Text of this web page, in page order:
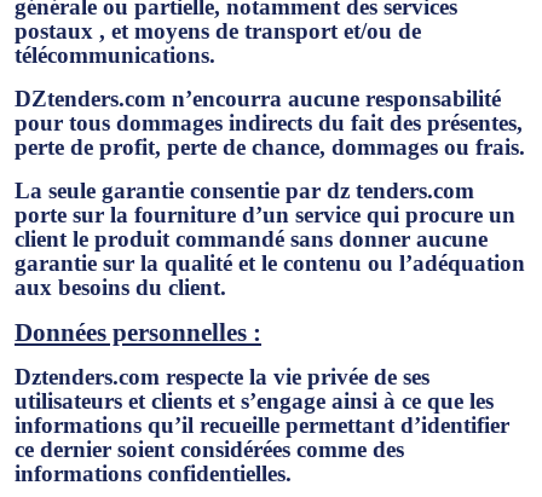
générale ou partielle, notamment des services
postaux , et moyens de transport et/ou de
télécommunications.
DZtenders.com n’encourra aucune responsabilité
pour tous dommages indirects du fait des présentes,
perte de profit, perte de chance, dommages ou frais.
La seule garantie consentie par dz tenders.com
porte sur la fourniture d’un service qui procure un
client le produit commandé sans donner aucune
garantie sur la qualité et le contenu ou l’adéquation
aux besoins du client.
Données personnelles :
Dztenders.com respecte la vie privée de ses
utilisateurs et clients et s’engage ainsi à ce que les
informations qu’il recueille permettant d’identifier
ce dernier soient considérées comme des
informations confidentielles.